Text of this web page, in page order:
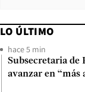
LO ÚLTIMO
hace 5 min
Subsecretaria de
avanzar en